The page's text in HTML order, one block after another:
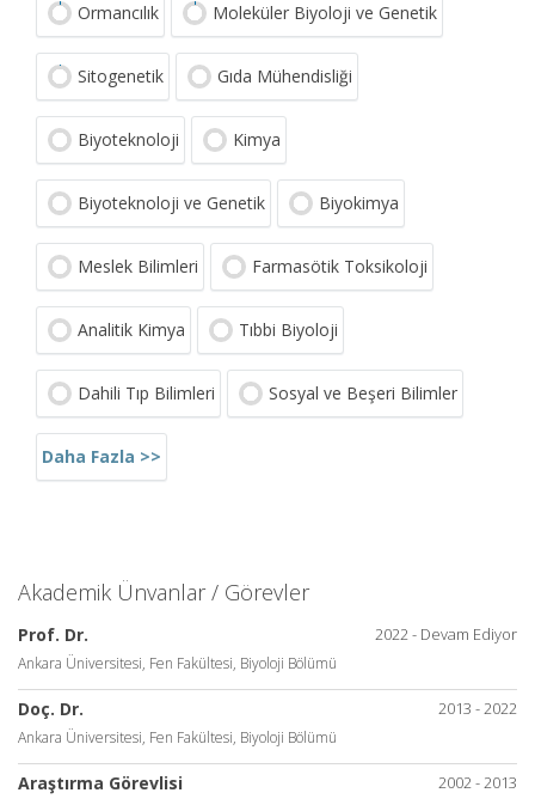
Ormancılık Moleküler Biyoloji ve Genetik
Sitogenetik Gıda Mühendisliği
Biyoteknoloji Kimya
Biyoteknoloji ve Genetik Biyokimya
Meslek Bilimleri Farmasötik Toksikoloji
Analitik Kimya Tıbbi Biyoloji
Dahili Tıp Bilimleri Sosyal ve Beşeri Bilimler
Daha Fazla >>
Akademik Ünvanlar / Görevler
2022 - Devam Ediyor
Prof. Dr.
Ankara Üniversitesi, Fen Fakültesi, Biyoloji Bölümü
2013 - 2022
Doç. Dr.
Ankara Üniversitesi, Fen Fakültesi, Biyoloji Bölümü
2002 - 2013
Araştırma Görevlisi